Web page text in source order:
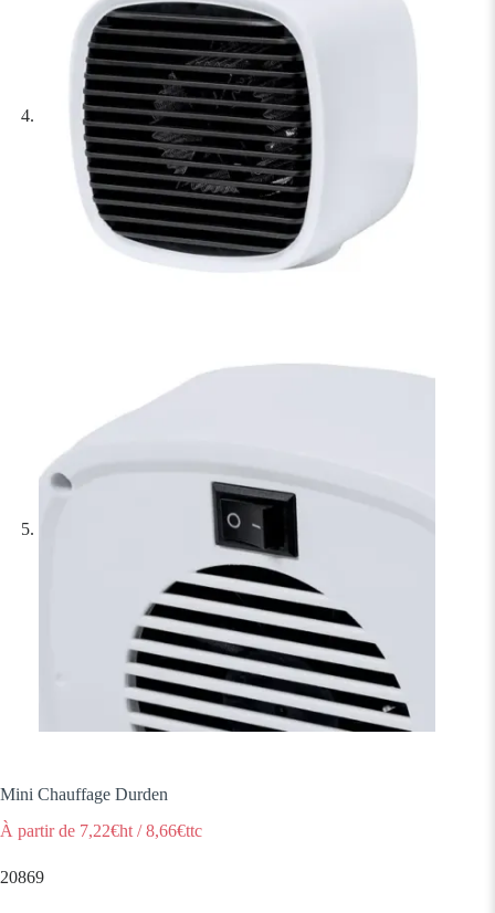
Mini Chauffage Durden
À partir de 7,22€ht /8,66€ttc
20869